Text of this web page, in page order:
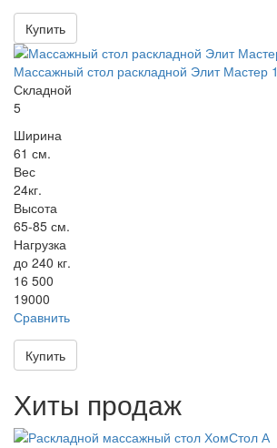
Купить
Массажный стол раскладной Элит Мастер 1
Складной
5
Ширина
61 см.
Вес
24кг.
Высота
65-85 см.
Нагрузка
до 240 кг.
16 500
19000
Сравнить
Купить
Хиты продаж